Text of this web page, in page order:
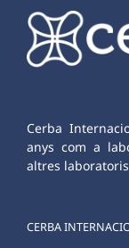
Cerba
anys com a
altres
CERBA